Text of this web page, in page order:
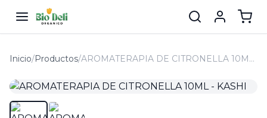
Inicio/Productos/ AROMATERAPIA DE CITRONELLA 10ML - KASHI